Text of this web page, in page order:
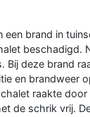
brand in
beschadigd.
Bij deze brand
en brandweer
raakte
de schrik vrij.